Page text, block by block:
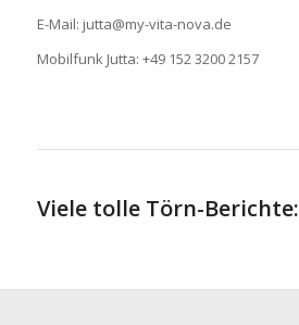
E-Mail: jutta@my-vita-nova.de
Mobilfunk Jutta: +49 152 3200 2157
Viele tolle Törn-Berichte: